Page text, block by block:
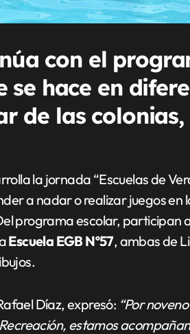
con el
se hace en
de las colonias,
la jornada “Escuelas de
a nadar o realizar juegos en
programa escolar, participan
Escuela EGB Nº57, ambas de
Díaz, expresó: “Por
estamos